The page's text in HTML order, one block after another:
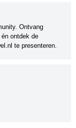
Ontvang
ontdek de
te presenteren.